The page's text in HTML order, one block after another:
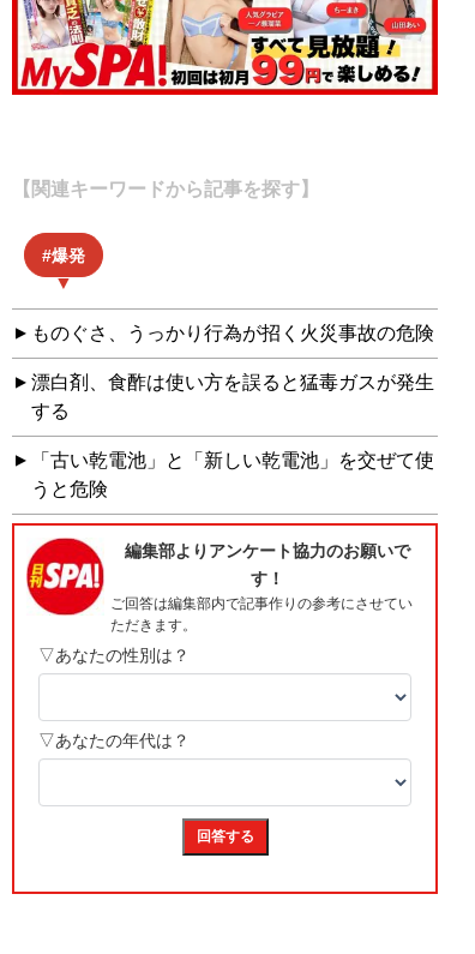
【関連キーワードから記事を探す】
爆発
ものぐさ、うっかり行為が招く火災事故の危険
漂白剤、食酢は使い方を誤ると猛毒ガスが発生
する
「古い乾電池」と「新しい乾電池」を交ぜて使
うと危険